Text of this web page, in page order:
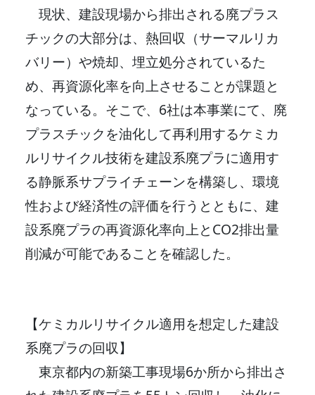
現状、建設現場から排出される廃プラス
チックの大部分は、熱回収（サーマルリカ
バリー）や焼却、埋立処分されているた
め、再資源化率を向上させることが課題と
なっている。そこで、6社は本事業にて、廃
プラスチックを油化して再利用するケミカ
ルリサイクル技術を建設系廃プラに適用す
る静脈系サプライチェーンを構築し、環境
性および経済性の評価を行うとともに、建
設系廃プラの再資源化率向上とCO2排出量
削減が可能であることを確認した。
【ケミカルリサイクル適用を想定した建設
系廃プラの回収】
東京都内の新築工事現場6か所から排出さ